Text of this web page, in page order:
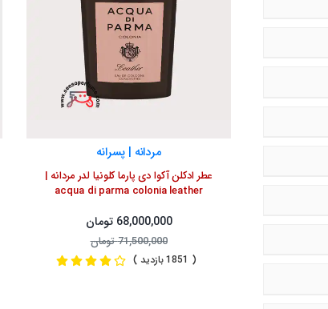
مردانه | پسرانه
عطر ادکلن آکوا دی پارما کلونیا لدر مردانه |
acqua di parma colonia leather
68,000,000 تومان
71,500,000 تومان
( 1851 بازدید )